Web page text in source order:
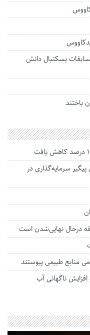
بسکتبال دانش
باختند
اقتصادی پیگیر سرمایه‌گذاری در
درحال نهایی‌شدن است
ناگهانی آب